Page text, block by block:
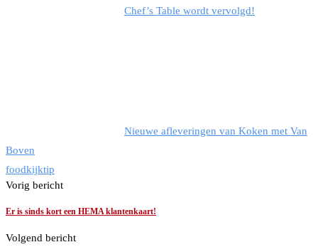
Chef’s Table wordt vervolgd!
Nieuwe afleveringen van Koken met Van
Boven
foodkijktip
Vorig bericht
Er is sinds kort een HEMA klantenkaart!
Volgend bericht